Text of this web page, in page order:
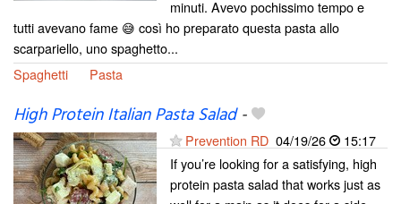
minuti. Avevo pochissimo tempo e
tutti avevano fame 😅 così ho preparato questa pasta allo
scarpariello, uno spaghetto...
Spaghetti
Pasta
High Protein Italian Pasta Salad-
Prevention RD 04/19/26
15:17
If you’re looking for a satisfying, high
protein pasta salad that works just as